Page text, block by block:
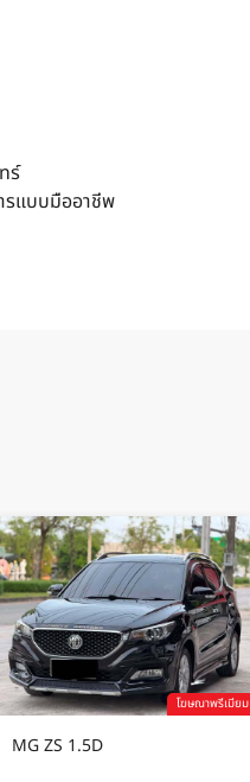
ร์
แบบมืออาชีพ
โฆษณาพรีเมียม
MG ZS 1.5D